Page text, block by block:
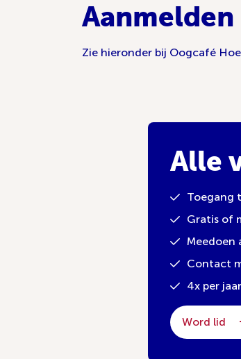
Zie hieronder bij Oogcafé
Alle
Toegang
Gratis of
Meedoen
Contact
4x per
Word lid